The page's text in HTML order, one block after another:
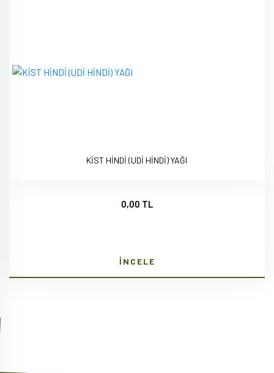
KİST HİNDİ (UDİ HİNDİ) YAĞI
0,00 TL
İNCELE